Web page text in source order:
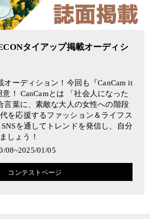
タイアップ掲載オーディシ
オーディション！今回も『CanCam it
！ CanCamとは 「社会人になった
言葉に、素敵な大人の女性への階段
を応援するファッション＆ライフス
を通してトレンドを発信し、自分
しょう！
08~2025/01/05
コンテストページ